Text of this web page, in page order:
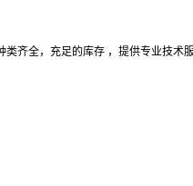
齐全，充足的库存 ，提供专业技